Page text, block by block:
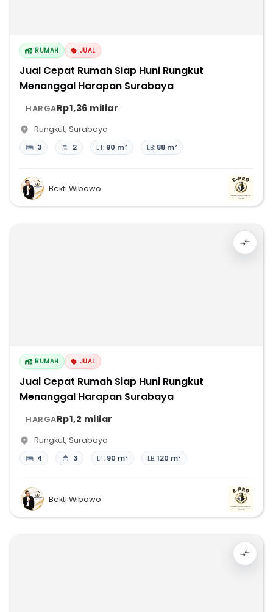
RUMAH JUAL
Jual Cepat Rumah Siap Huni Rungkut
Menanggal Harapan Surabaya
HARGARp1,36 miliar
Rungkut, Surabaya
3 2 LT: 90 m² LB: 88 m²
Bekti Wibowo
RUMAH JUAL
Jual Cepat Rumah Siap Huni Rungkut
Menanggal Harapan Surabaya
HARGARp1,2 miliar
Rungkut, Surabaya
4 3 LT: 90 m² LB:120 m²
Bekti Wibowo